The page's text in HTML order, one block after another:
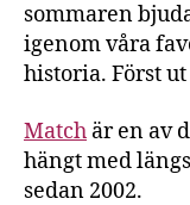
sommaren
igenom våra
historia. Först
Match är en av
hängt med
sedan 2002.